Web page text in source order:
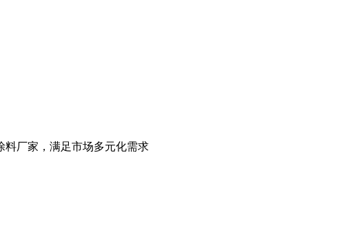
料厂家，满足市场多元化需求